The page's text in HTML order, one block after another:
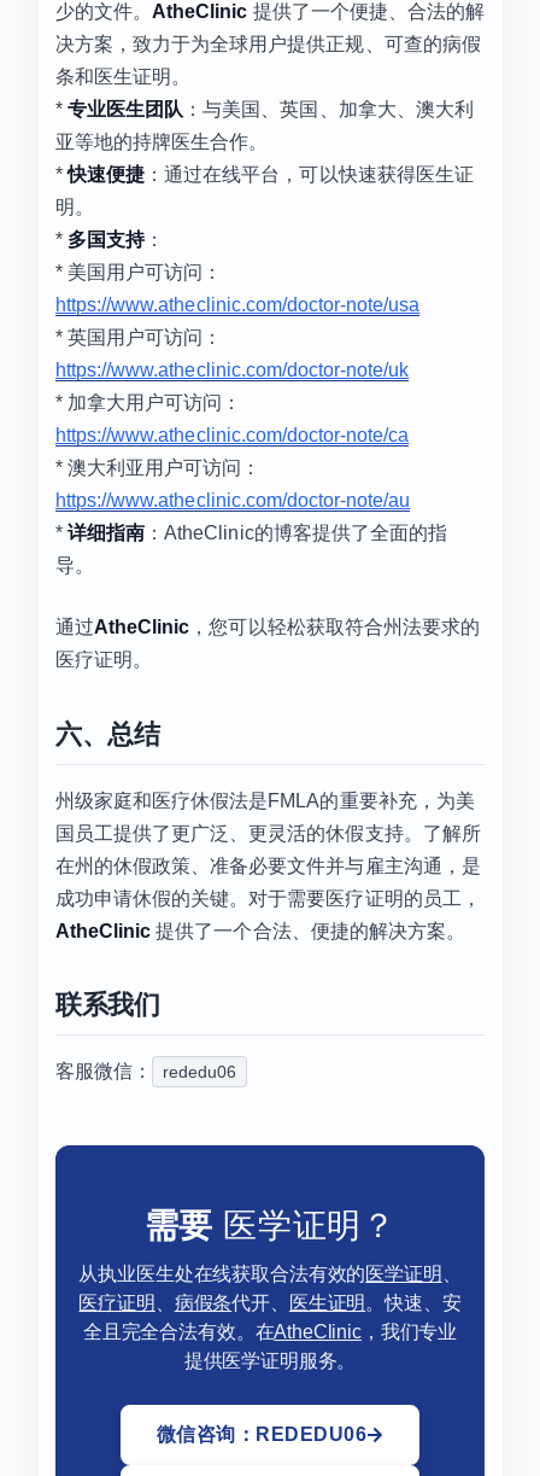
少的文件。AtheClinic 提供了一个便捷、合法的解
决方案，致力于为全球用户提供正规、可查的病假
条和医生证明。
*专业医生团队 ：与美国、英国、加拿大、澳大利
亚等地的持牌医生合作。
*快速便捷 ：通过在线平台，可以快速获得医生证
明。
* 多国支持 ：
* 美国用户可访问：
https://www.atheclinic.com/doctor-note/usa
* 英国用户可访问：
https://www.atheclinic.com/doctor-note/uk
* 加拿大用户可访问：
https://www.atheclinic.com/doctor-note/ca
* 澳大利亚用户可访问：
https://www.atheclinic.com/doctor-note/au
*详细指南 ：AtheClinic的博客提供了全面的指
导。
通过AtheClinic ，您可以轻松获取符合州法要求的
医疗证明。
六、总结
州级家庭和医疗休假法是FMLA的重要补充，为美
国员工提供了更广泛、更灵活的休假支持。了解所
在州的休假政策、准备必要文件并与雇主沟通，是
成功申请休假的关键。对于需要医疗证明的员工，
AtheClinic 提供了一个合法、便捷的解决方案。
联系我们
客服微信： rededu06
需要 医学证明？
从执业医生处在线获取合法有效的医学证明
医疗证明
病假条代开、 医生证明 。快速、安
全且完全合法有效。在AtheClinic，我们专业
提供医学证明服务。
微信咨询：REDEDU06